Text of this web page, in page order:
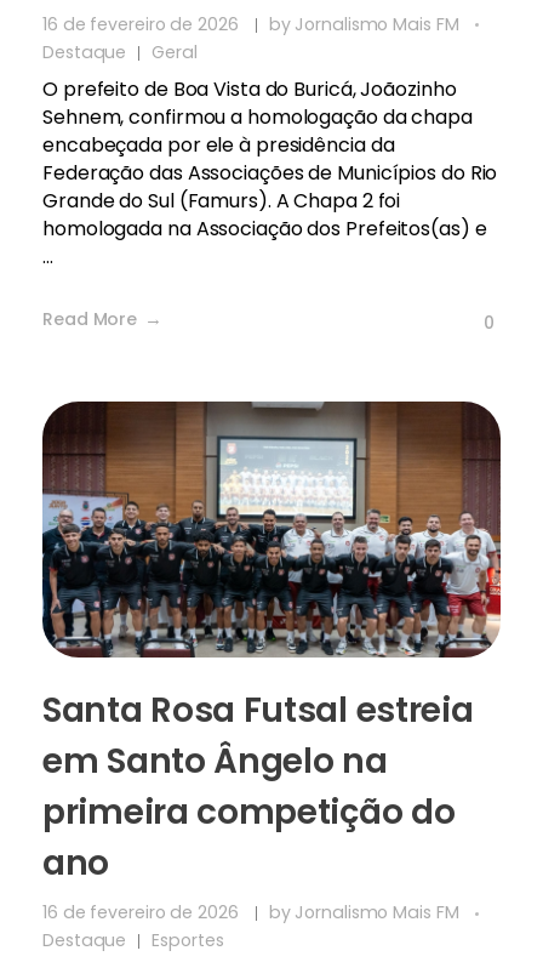
16 de fevereiro de 2026 by Jornalismo Mais FM
Destaque
Geral
O prefeito de Boa Vista do Buricá, Joãozinho
Sehnem, confirmou a homologação da chapa
encabeçada por ele à presidência da
Federação das Associações de Municípios do Rio
Grande do Sul (Famurs). A Chapa 2 foi
homologada na Associação dos Prefeitos(as) e
...
Read More 0
Santa Rosa Futsal estreia
em Santo Ângelo na
primeira competição do
ano
16 de fevereiro de 2026 by Jornalismo Mais FM
Destaque
Esportes